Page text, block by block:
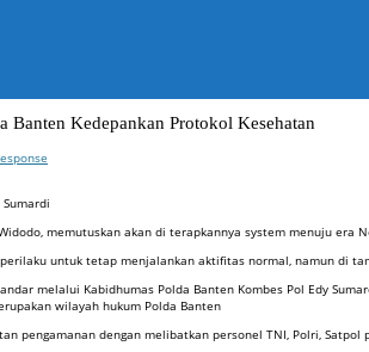
Banten Kedepankan Protokol Kesehatan
memutuskan akan di terapkannya system menuju
untuk tetap menjalankan aktifitas normal, namun di
melalui Kabidhumas Polda Banten Kombes Pol Edy
wilayah hukum Polda Banten
pengamanan dengan melibatkan personel TNI, Polri,